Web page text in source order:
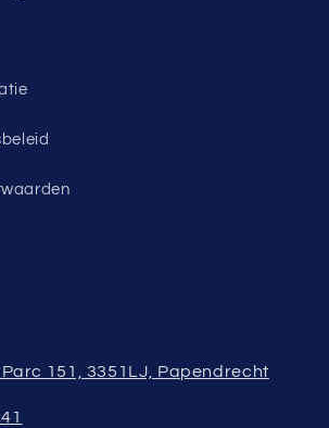
151, 3351LJ, Papendrecht